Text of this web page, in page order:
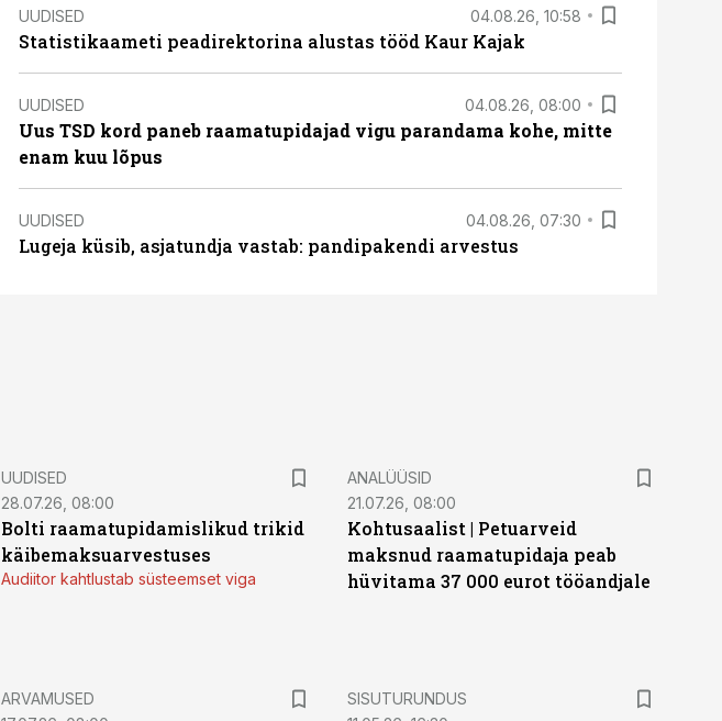
UUDISED 04.08.26, 10:58
Statistikaameti peadirektorina alustas tööd Kaur Kajak
UUDISED 04.08.26, 08:00
Uus TSD kord paneb raamatupidajad vigu parandama kohe, mitte
enam kuu lõpus
UUDISED 04.08.26, 07:30
Lugeja küsib, asjatundja vastab: pandipakendi arvestus
UUDISED
28.07.26, 08:00
Bolti raamatupidamislikud trikid
käibemaksuarvestuses
Audiitor kahtlustab süsteemset viga
ANALÜÜSID
21.07.26, 08:00
Kohtusaalist | Petuarveid
maksnud raamatupidaja peab
hüvitama 37 000 eurot tööandjale
ARVAMUSED
ST
SISUTURUNDUS